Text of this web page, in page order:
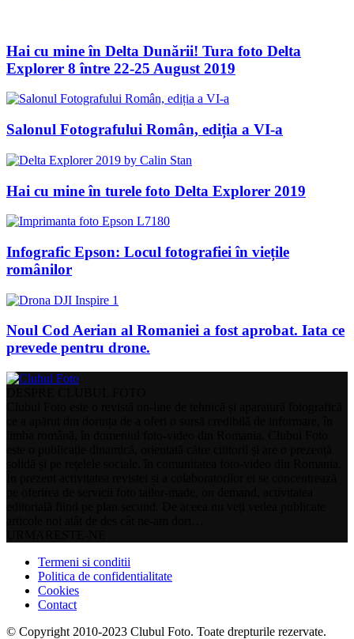
Hai cu mine în Delta Dunării! Tura foto Delta
Explorer 8 între 22-25 August 2019
Salonul Fotografului Român, ediția a VI-a
Hai cu mine în turele foto Delta Explorer 2019
Infografic Epson: Locul fotografiei în viețile
românilor
Noul Cod Aerian al Romaniei a fost aprobat. Iata ce
prevede pentru drone.
Termeni si conditii
Politica de confidentialitate
Cookies
Contact
© Copyright 2010-2023 Clubul Foto. Toate drepturile rezervate.